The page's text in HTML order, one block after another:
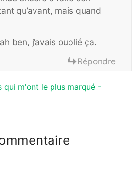
qu’avant, mais quand
ben, j’avais oublié ça.
Répondre
qui m'ont le plus marqué -